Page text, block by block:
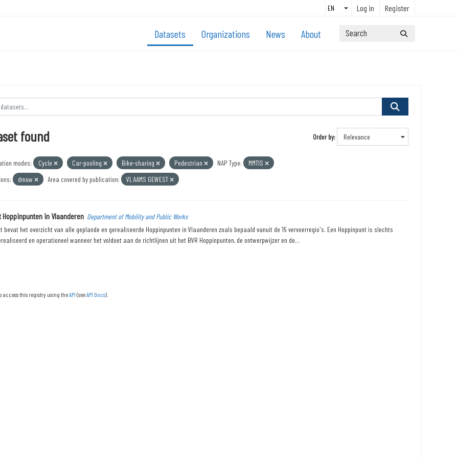
Log in Register
Datasets Organizations News About
Order by
found
modes: Cycle Car-pooling Bike-sharing Pedestrian NAP Type:
MMTIS
dmow Area covered by publication: VLAAMS GEWEST
Hoppinpunten in Vlaanderen Department of Mobility and Public Works
bevat het overzicht van alle geplande en gerealiseerde Hoppinpunten in Vlaanderen zoals bepaald vanuit de 15 vervoerregio's. Een Hoppinpunt is slechts
en operationeel wanneer het voldoet aan de richtlijnen uit het BVR Hoppinpunten, de ontwerpwijzer en de...
access this registry using theAPI (seeAPI Docs).